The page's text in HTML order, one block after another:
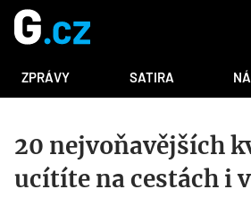
ZPRÁVY SATIRA
20 nejvoňavějších
ucítíte na cestách i